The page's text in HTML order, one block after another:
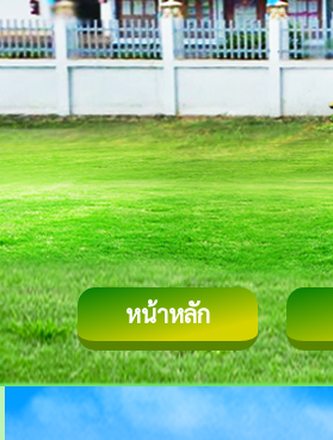
หน้าหลัก